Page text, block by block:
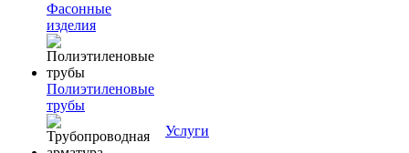
Фасонные
изделия
Полиэтиленовые
трубы
Услуги